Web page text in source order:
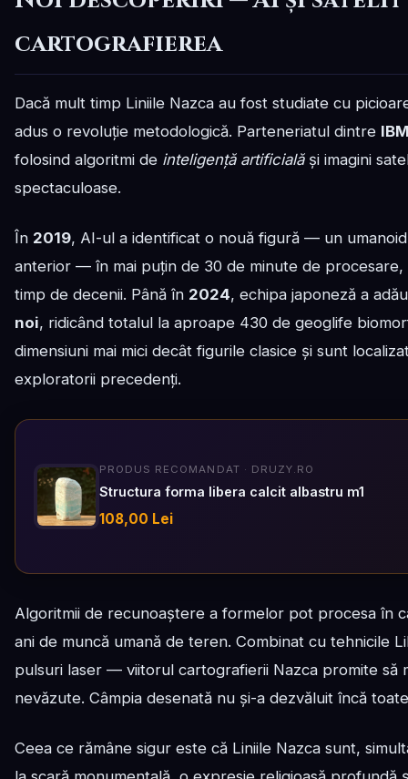
cartografierea
Dacă mult timp Liniile Nazca au fost studiate cu
adus o revoluție metodologică. Parteneriatul dintre
folosind algoritmi de inteligență artificialăși imagini
spectaculoase.
În 2019, AI-ul a identificat o nouă figură — un
anterior — în mai puțin de 30 de minute de
timp de decenii. Până în 2024, echipa japoneză a
noi, ridicând totalul la aproape 430 de geoglife
dimensiuni mai mici decât figurile clasice și sunt
exploratorii precedenți.
PRODUS RECOMANDAT · DRUZY.RO
Structura forma libera calcit albastru m1
108,00 Lei
Algoritmii de recunoaștere a formelor pot procesa în
ani de muncă umană de teren. Combinat cu tehnicile
pulsuri laser — viitorul cartografierii Nazca promite să
nevăzute. Câmpia desenată nu și-a dezvăluit încă
Ceea ce rămâne sigur este că Liniile Nazca sunt,